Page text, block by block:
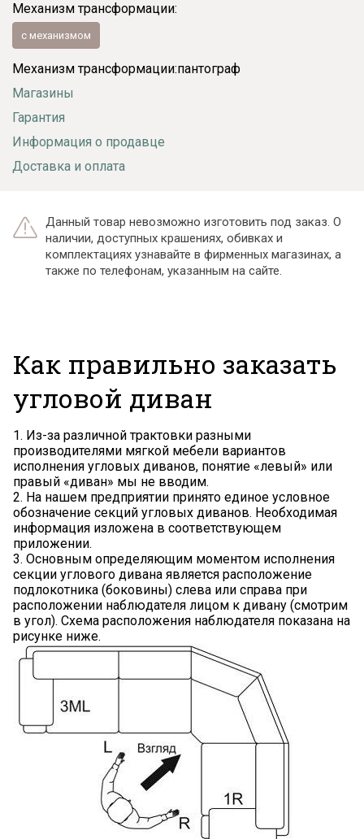
Механизм трансформации:
с механизмом
Механизм трансформации:пантограф
Магазины
Гарантия
Информация о продавце
Доставка и оплата
Данный товар невозможно изготовить под заказ. О
наличии, доступных крашениях, обивках и
комплектациях узнавайте в фирменных магазинах, а
также по телефонам, указанным на сайте.
Как правильно заказать
угловой диван
1. Из-за различной трактовки разными
производителями мягкой мебели вариантов
исполнения угловых диванов, понятие «левый» или
правый «диван» мы не вводим.
2. На нашем предприятии принято единое условное
обозначение секций угловых диванов. Необходимая
информация изложена в соответствующем
приложении.
3. Основным определяющим моментом исполнения
секции углового дивана является расположение
подлокотника (боковины) слева или справа при
расположении наблюдателя лицом к дивану (смотрим
в угол). Схема расположения наблюдателя показана на
рисунке ниже.